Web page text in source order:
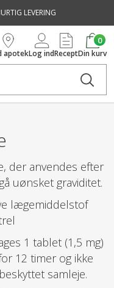
LEVERING
apotekLog indRecept
0
Din kurv
der anvendes efter
uønsket graviditet.
lægemiddelstof
1 tablet (1,5 mg)
12 timer og ikke
samleje.